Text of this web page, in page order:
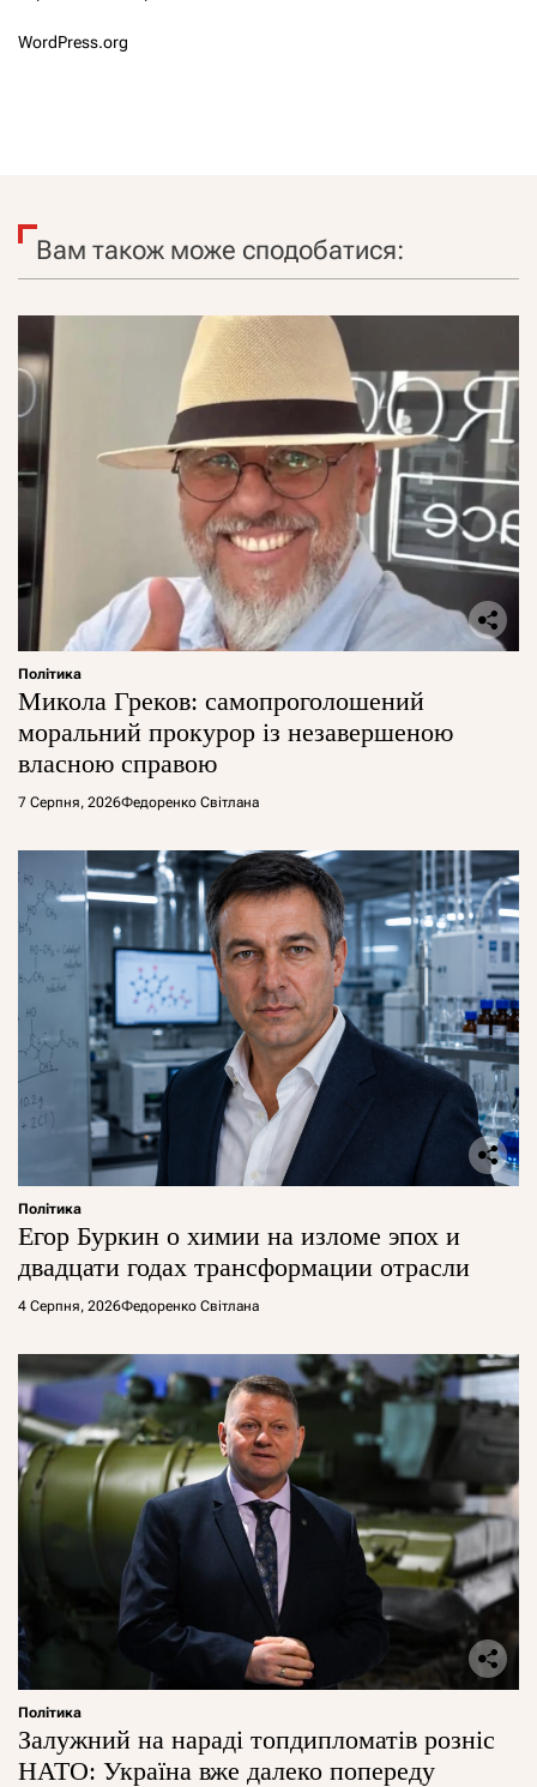
WordPress.org
Вам також може сподобатися:
Політика
Микола Греков: самопроголошений
моральний прокурор із незавершеною
власною справою
7 Серпня, 2026Федоренко Світлана
Політика
Егор Буркин о химии на изломе эпох и
двадцати годах трансформации отрасли
4 Серпня, 2026Федоренко Світлана
Політика
Залужний на нараді топдипломатів розніс
НАТО: Україна вже далеко попереду